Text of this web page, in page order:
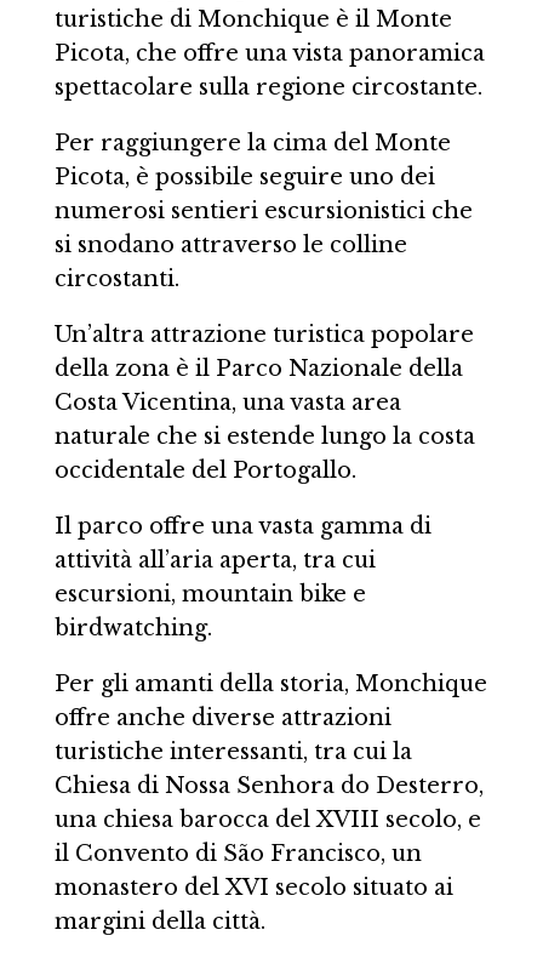
turistiche di Monchique è il Monte
Picota, che offre una vista panoramica
spettacolare sulla regione circostante.
Per raggiungere la cima del Monte
Picota, è possibile seguire uno dei
numerosi sentieri escursionistici che
si snodano attraverso le colline
circostanti.
Un’altra attrazione turistica popolare
della zona è il Parco Nazionale della
Costa Vicentina, una vasta area
naturale che si estende lungo la costa
occidentale del Portogallo.
Il parco offre una vasta gamma di
attività all’aria aperta, tra cui
escursioni, mountain bike e
birdwatching.
Per gli amanti della storia, Monchique
offre anche diverse attrazioni
turistiche interessanti, tra cui la
Chiesa di Nossa Senhora do Desterro,
una chiesa barocca del XVIII secolo, e
il Convento di São Francisco, un
monastero del XVI secolo situato ai
margini della città.